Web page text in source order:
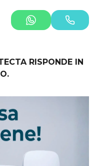
RISPONDE IN